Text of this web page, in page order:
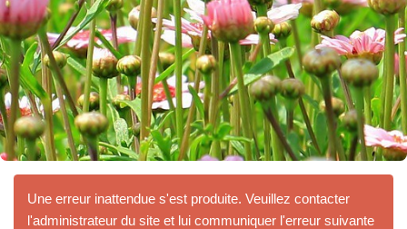
Une erreur inattendue s'est produite. Veuillez contacter
l'administrateur du site et lui communiquer l'erreur suivante